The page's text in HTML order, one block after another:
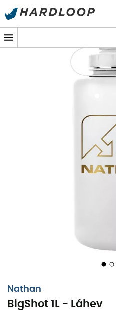
Letní akce 🔥 -5 % EXTRA při
Nathan
BigShot 1L - Láhev